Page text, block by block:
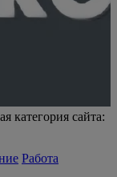
категория сайта:
Работа